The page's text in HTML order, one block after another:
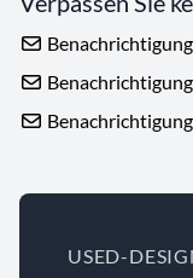
USED-